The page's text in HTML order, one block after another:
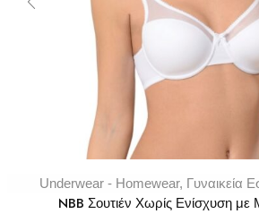
Underwear - Homewear, Γυναικεία
NBB Σουτιέν Χωρίς Ενίσχυση